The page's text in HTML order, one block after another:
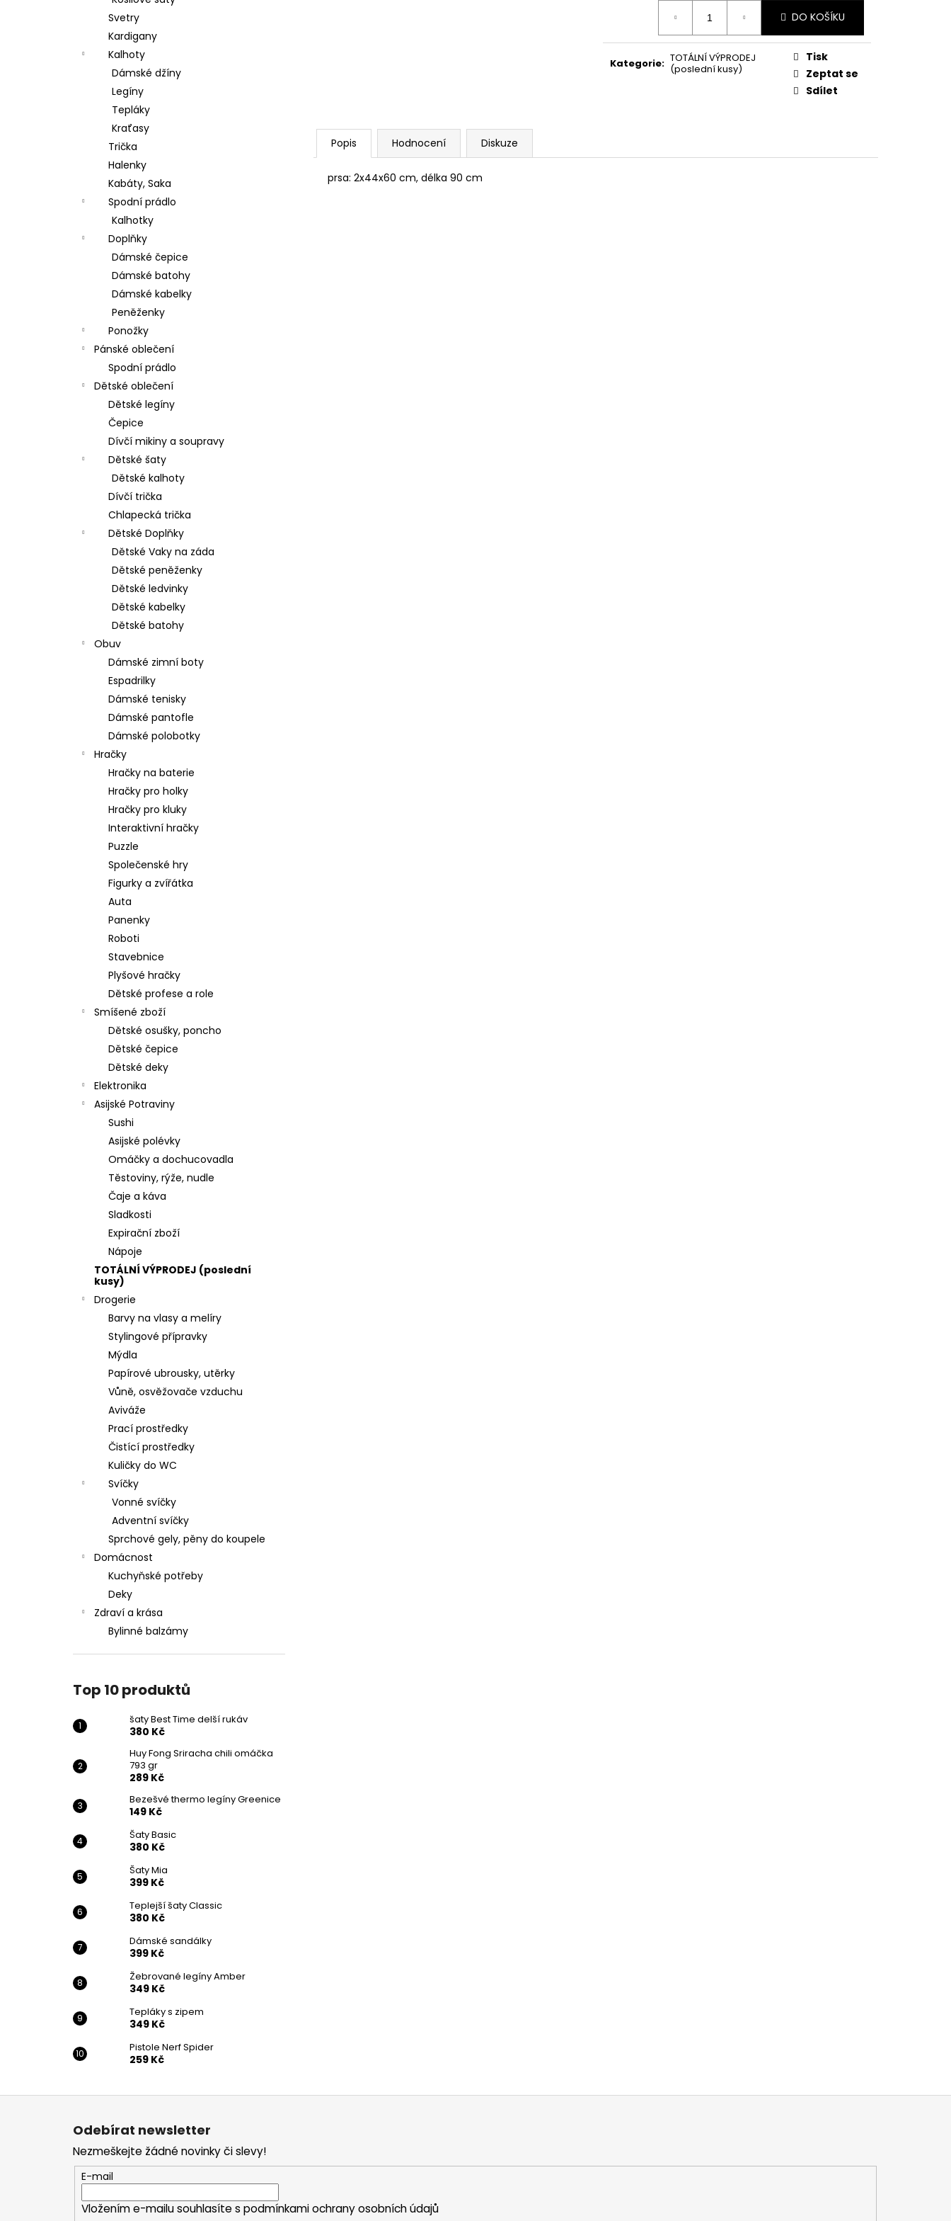
Svetry
Kardigany
Kalhoty
Dámské džíny
Legíny
Tepláky
Kraťasy
Trička
Halenky
Kabáty, Saka
Spodní prádlo
Kalhotky
Doplňky
Dámské čepice
Dámské batohy
Dámské kabelky
Peněženky
Ponožky
Pánské oblečení
Spodní prádlo
Dětské oblečení
Dětské legíny
Čepice
Dívčí mikiny a soupravy
Dětské šaty
Dětské kalhoty
Dívčí trička
Chlapecká trička
Dětské Doplňky
Dětské Vaky na záda
Dětské peněženky
Dětské ledvinky
Dětské kabelky
Dětské batohy
Obuv
Dámské zimní boty
Espadrilky
Dámské tenisky
Dámské pantofle
Dámské polobotky
Hračky
Hračky na baterie
Hračky pro holky
Hračky pro kluky
Interaktivní hračky
Puzzle
Společenské hry
Figurky a zvířátka
Auta
Panenky
Roboti
Stavebnice
Plyšové hračky
Dětské profese a role
Smíšené zboží
Dětské osušky, poncho
Dětské čepice
Dětské deky
Elektronika
Asijské Potraviny
Sushi
Asijské polévky
Omáčky a dochucovadla
Těstoviny, rýže, nudle
Čaje a káva
Sladkosti
Expirační zboží
Nápoje
TOTÁLNÍ VÝPRODEJ (poslední
kusy)
Drogerie
Barvy na vlasy a melíry
Stylingové přípravky
Mýdla
Papírové ubrousky, utěrky
Vůně, osvěžovače vzduchu
Aviváže
Prací prostředky
Čistící prostředky
Kuličky do WC
Svíčky
Vonné svíčky
Adventní svíčky
Sprchové gely, pěny do koupele
Domácnost
Kuchyňské potřeby
Deky
Zdraví a krása
Bylinné balzámy
Top 10 produktů
šaty Best Time delší rukáv
380 Kč
Huy Fong Sriracha chili omáčka
793 gr
289 Kč
Bezešvé thermo legíny Greenice
149 Kč
Šaty Basic
380 Kč
Šaty Mia
399 Kč
Teplejší šaty Classic
380 Kč
Dámské sandálky
399 Kč
Žebrované legíny Amber
349 Kč
Tepláky s zipem
349 Kč
Pistole Nerf Spider
259 Kč
DO KOŠÍKU
Kategorie: TOTÁLNÍ VÝPRODEJ
(poslední kusy)
Tisk
Zeptat se
Sdílet
Popis Hodnocení Diskuze
prsa: 2x44x60 cm, délka 90 cm
ŠATY BEST TIME DELŠÍ RUKÁV
380 Kč
Původně:699 Kč
BEZEŠVÉ THERMO LEGÍNY GREENICE
Z
Odebírat newsletter
Nezmeškejte žádné novinky či slevy!
E-mail
Vložením e-mailu souhlasíte s podmínkami ochrany osobních údajů